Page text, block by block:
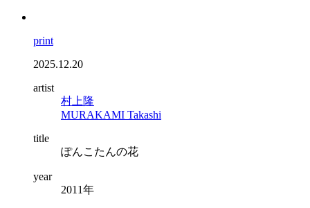
print
2025.12.20
artist
村上隆
MURAKAMI Takashi
title
ぽんこたんの花
year
2011年